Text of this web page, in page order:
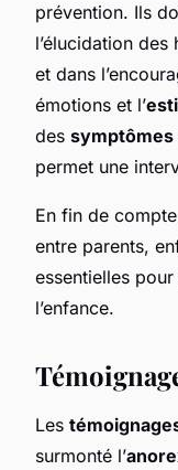
prévention. Ils
l’élucidation
et dans
émotions et l’
des symptômes
permet une
En fin de
entre parents,
essentielles
l’enfance.
Les
surmonté l’